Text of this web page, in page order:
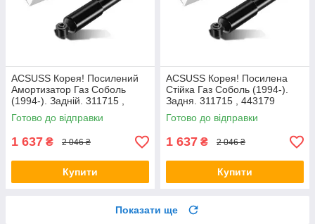
ACSUSS Корея! Посилений
Амортизатор Газ Соболь
(1994-). Задній. 311715 ,
443179
Готово до відправки
1 637 ₴ 2 046 ₴
Купити
ACSUSS Корея! Посилена
Стійка Газ Соболь (1994-).
Задня. 311715 , 443179
Готово до відправки
1 637 ₴ 2 046 ₴
Купити
Показати ще